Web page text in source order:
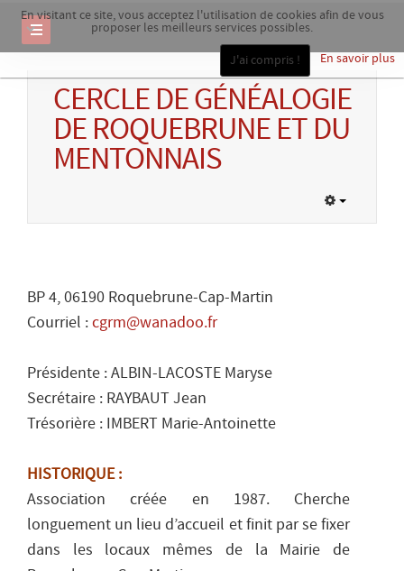
En visitant ce site, vous acceptez l'utilisation de cookies afin de vous
proposer les meilleurs services possibles.
En savoir plus
J'ai compris !
CERCLE DE GÉNÉALOGIE
DE ROQUEBRUNE ET DU
MENTONNAIS
BP 4, 06190 Roquebrune-Cap-Martin
Courriel : cgrm@wanadoo.fr
Présidente : ALBIN-LACOSTE Maryse
Secrétaire : RAYBAUT Jean
Trésorière : IMBERT Marie-Antoinette
HISTORIQUE :
Association créée en 1987. Cherche
longuement un lieu d’accueil et finit par se fixer
dans les locaux mêmes de la Mairie de